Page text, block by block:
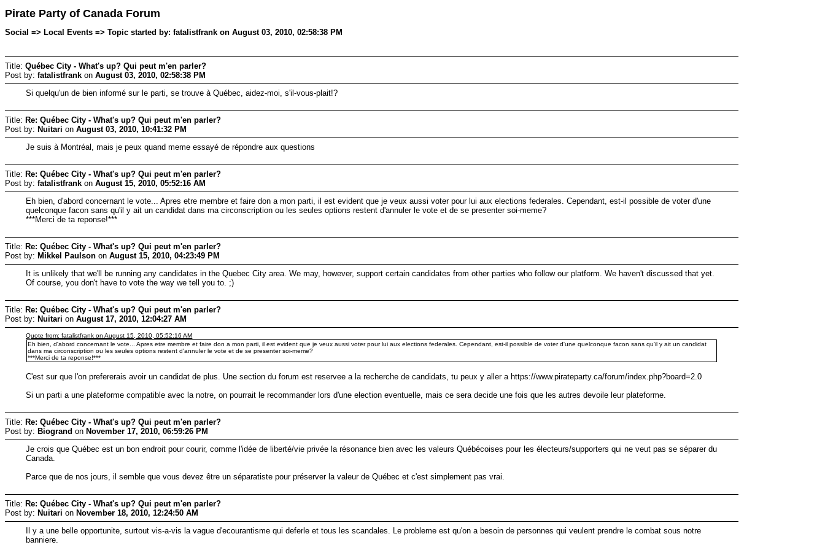
Pirate Party of Canada Forum
Social => Local Events => Topic started by: fatalistfrank on August 03, 2010, 02:58:38 PM
Title: Québec City - What's up? Qui peut m'en parler?
Post by: fatalistfrank on August 03, 2010, 02:58:38 PM
Si quelqu'un de bien informé sur le parti, se trouve à Québec, aidez-moi, s'il-vous-plait!?
Title: Re: Québec City - What's up? Qui peut m'en parler?
Post by: Nuitari on August 03, 2010, 10:41:32 PM
Je suis à Montréal, mais je peux quand meme essayé de répondre aux questions
Title: Re: Québec City - What's up? Qui peut m'en parler?
Post by: fatalistfrank on August 15, 2010, 05:52:16 AM
Eh bien, d'abord concernant le vote... Apres etre membre et faire don a mon parti, il est evident que je veux aussi voter pour lui aux elections federales. Cependant, est-il possible de voter d'une
quelconque facon sans qu'il y ait un candidat dans ma circonscription ou les seules options restent d'annuler le vote et de se presenter soi-meme?
***Merci de ta reponse!***
Title: Re: Québec City - What's up? Qui peut m'en parler?
Post by: Mikkel Paulson on August 15, 2010, 04:23:49 PM
It is unlikely that we'll be running any candidates in the Quebec City area. We may, however, support certain candidates from other parties who follow our platform. We haven't discussed that yet.
Of course, you don't have to vote the way we tell you to. ;)
Title: Re: Québec City - What's up? Qui peut m'en parler?
Post by: Nuitari on August 17, 2010, 12:04:27 AM
Quote from: fatalistfrank on August 15, 2010, 05:52:16 AM
Eh bien, d'abord concernant le vote... Apres etre membre et faire don a mon parti, il est evident que je veux aussi voter pour lui aux elections federales. Cependant, est-il possible de voter d'une quelconque facon sans qu'il y ait un candidat
dans ma circonscription ou les seules options restent d'annuler le vote et de se presenter soi-meme?
***Merci de ta reponse!***
C'est sur que l'on prefererais avoir un candidat de plus. Une section du forum est reservee a la recherche de candidats, tu peux y aller a https://www.pirateparty.ca/forum/index.php?board=2.0
Si un parti a une plateforme compatible avec la notre, on pourrait le recommander lors d'une election eventuelle, mais ce sera decide une fois que les autres devoile leur plateforme.
Title: Re: Québec City - What's up? Qui peut m'en parler?
Post by: Biogrand on November 17, 2010, 06:59:26 PM
Je crois que Québec est un bon endroit pour courir, comme l'idée de liberté/vie privée la résonance bien avec les valeurs Québécoises pour les électeurs/supporters qui ne veut pas se séparer du
Canada.
Parce que de nos jours, il semble que vous devez être un séparatiste pour préserver la valeur de Québec et c'est simplement pas vrai.
Title: Re: Québec City - What's up? Qui peut m'en parler?
Post by: Nuitari on November 18, 2010, 12:24:50 AM
Il y a une belle opportunite, surtout vis-a-vis la vague d'ecourantisme qui deferle et tous les scandales. Le probleme est qu'on a besoin de personnes qui veulent prendre le combat sous notre
banniere.